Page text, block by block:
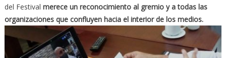
del Festival merece un reconocimiento al gremio y a todas las
organizaciones que confluyen hacia el interior de los medios.